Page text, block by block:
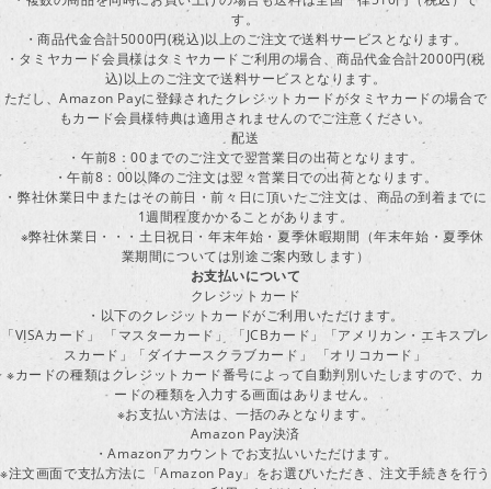
す。
・商品代金合計5000円(税込)以上のご注文で送料サービスとなります。
・タミヤカード会員様はタミヤカードご利用の場合、商品代金合計2000円(税
込)以上のご注文で送料サービスとなります。
ただし、Amazon Payに登録されたクレジットカードがタミヤカードの場合で
もカード会員様特典は適用されませんのでご注意ください。
配送
・午前8：00までのご注文で翌営業日の出荷となります。
・午前8：00以降のご注文は翌々営業日での出荷となります。
・弊社休業日中またはその前日・前々日に頂いたご注文は、商品の到着までに
1週間程度かかることがあります。
※弊社休業日・・・土日祝日・年末年始・夏季休暇期間（年末年始・夏季休
業期間については別途ご案内致します）
お支払いについて
クレジットカード
・以下のクレジットカードがご利用いただけます。
「VISAカード」 「マスターカード」 「JCBカード」「アメリカン・エキスプレ
スカード」「ダイナースクラブカード」 「オリコカード」
※カードの種類はクレジットカード番号によって自動判別いたしますので、カ
ードの種類を入力する画面はありません。
※お支払い方法は、一括のみとなります。
Amazon Pay決済
・Amazonアカウントでお支払いいただけます。
※注文画面で支払方法に「Amazon Pay」をお選びいただき、注文手続きを行う